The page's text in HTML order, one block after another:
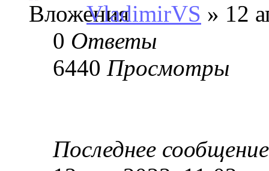
VladimirVS » 12
0 Ответы
6440 Просмотры
Последнее